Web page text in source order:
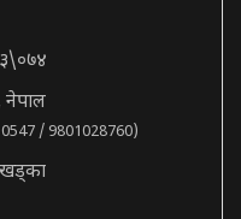
/ 9801028760)
खड्का